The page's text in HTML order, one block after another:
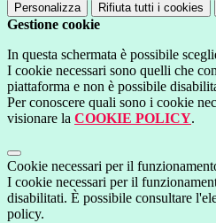
Personalizza Rifiuta tutti i cookies
Gestione cookie
In questa schermata è possibile
I cookie necessari sono quelli che
piattaforma e non è possibile
Per conoscere quali sono i cookie
visionare la COOKIE POLICY.
Cookie necessari per il
I cookie necessari per il
disabilitati. È possibile consultare
policy.